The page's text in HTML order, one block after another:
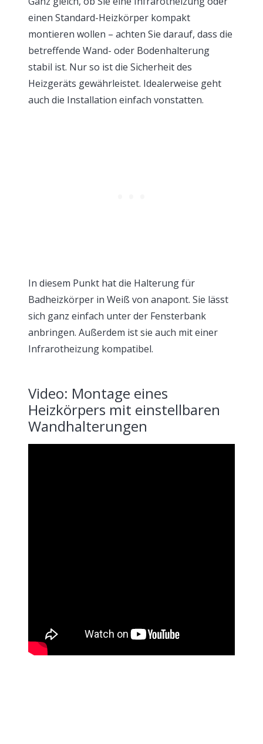
einen Standard-Heizkörper kompakt
montieren wollen – achten Sie darauf, dass die
betreffende Wand- oder Bodenhalterung
stabil ist. Nur so ist die Sicherheit des
Heizgeräts gewährleistet. Idealerweise geht
auch die Installation einfach vonstatten.
In diesem Punkt hat die Halterung für
Badheizkörper in Weiß von anapont. Sie lässt
sich ganz einfach unter der Fensterbank
anbringen. Außerdem ist sie auch mit einer
Infrarotheizung kompatibel.
Video: Montage eines
Heizkörpers mit einstellbaren
Wandhalterungen